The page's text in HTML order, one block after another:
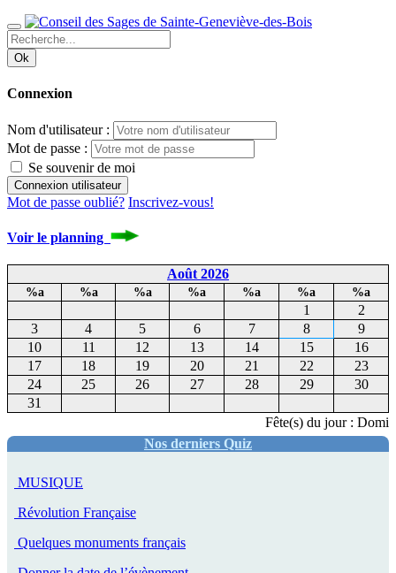
Ok
Connexion
Nom d'utilisateur :
Mot de passe :
Se souvenir de moi
Mot de passe oublié? Inscrivez-vous!
Voir le planning
Août 2026
%a %a %a %a %a %a %a
1
2
3
4 5 6 7 8
9
10
11 12 13 14 15
16
17
18 19 20 21 22
23
24
25 26 27 28 29
30
31
Fête(s) du jour :
Nos derniers Quiz
MUSIQUE
Révolution Française
Quelques monuments français